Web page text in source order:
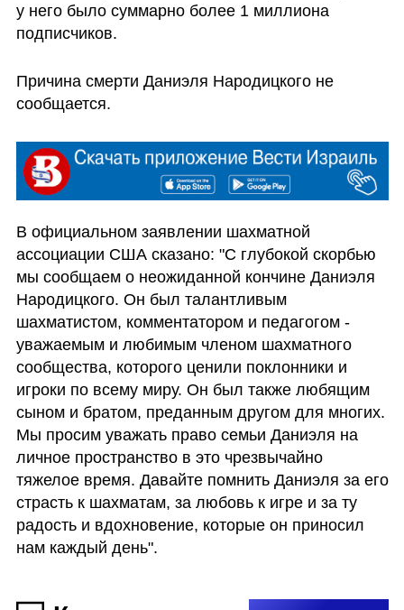
у него было суммарно более 1 миллиона
подписчиков.
Причина смерти Даниэля Народицкого не
сообщается.
В официальном заявлении шахматной
ассоциации США сказано: "С глубокой скорбью
мы сообщаем о неожиданной кончине Даниэля
Народицкого. Он был талантливым
шахматистом, комментатором и педагогом -
уважаемым и любимым членом шахматного
сообщества, которого ценили поклонники и
игроки по всему миру. Он был также любящим
сыном и братом, преданным другом для многих.
Мы просим уважать право семьи Даниэля на
личное пространство в это чрезвычайно
тяжелое время. Давайте помнить Даниэля за его
страсть к шахматам, за любовь к игре и за ту
радость и вдохновение, которые он приносил
нам каждый день".